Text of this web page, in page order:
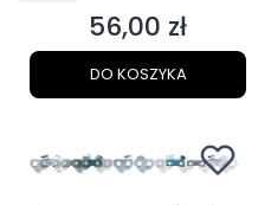
Cena
56,00 zł
DO KOSZYKA